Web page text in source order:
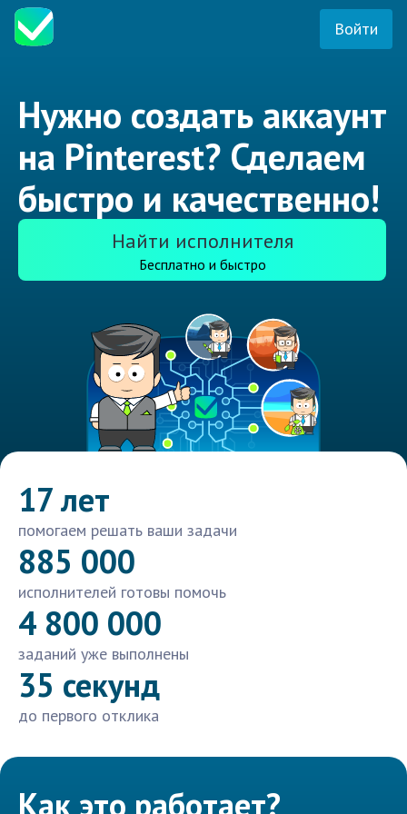
Войти
Нужно создать аккаунт
на Pinterest? Сделаем
быстро и качественно!
Найти исполнителя
Бесплатно и быстро
17 лет
помогаем решать ваши задачи
885 000
исполнителей готовы помочь
4 800 000
заданий уже выполнены
35 секунд
до первого отклика
Как это работает?